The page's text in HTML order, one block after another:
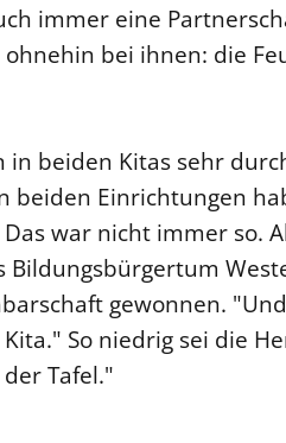
immer eine
bei ihnen: die
in beiden Kitas sehr
beiden Einrichtungen
war nicht immer so.
gewonnen.
So niedrig sei die
Tafel."